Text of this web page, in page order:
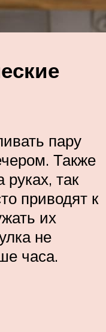
пару
Также
руках, так
приводят к
их
не
часа.